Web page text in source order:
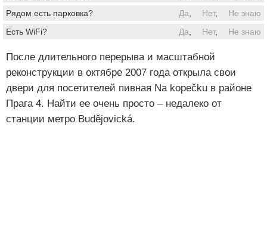
Рядом есть парковка?
Да Нет,
Не знаю
Есть WiFi?
Да Нет, Не знаю
После длительного перерыва и масштабной
реконструкции в октябре 2007 года открыла свои
двери для посетителей пивная Na kopečku в районе
Прага 4. Найти ее очень просто – недалеко от
станции метро Budějovická.